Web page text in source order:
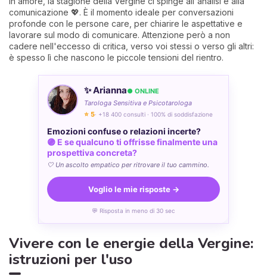
comunicazione 💖. È il momento ideale per conversazioni
profonde con le persone care, per chiarire le aspettative e
lavorare sul modo di comunicare. Attenzione però a non
cadere nell'eccesso di critica, verso voi stessi o verso gli altri:
è spesso lì che nascono le piccole tensioni del rientro.
✨ Arianna● ONLINE
Tarologa Sensitiva e Psicotarologa
⭐ 5· +18 400 consulti · 100% di soddisfazione
Emozioni confuse o relazioni incerte?
🟣 E se qualcuno ti offrisse finalmente una
prospettiva concreta?
🤍 Un ascolto empatico per ritrovare il tuo cammino.
Voglio le mie risposte →
💬 Risposta in meno di 30 sec
Vivere con le energie della Vergine:
istruzioni per l'uso